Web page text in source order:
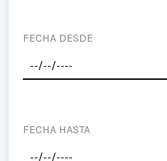
FECHA DESDE
FECHA HASTA